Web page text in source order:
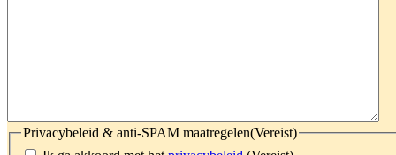
Privacybeleid & anti-SPAM maatregelen(Vereist)